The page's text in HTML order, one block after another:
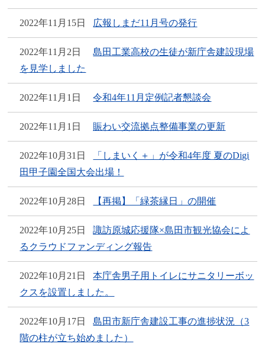
2022年11月15日 広報しまだ11月号の発行
2022年11月2日
島田工業高校の生徒が新庁舎建設現場
を見学しました
2022年11月1日 令和4年11月定例記者懇談会
2022年11月1日 賑わい交流拠点整備事業の更新
2022年10月31日
「しまいく＋」が令和4年度 夏のDigi
田甲子園全国大会出場！
2022年10月28日 【再掲】「緑茶縁日」の開催
2022年10月25日
諏訪原城応援隊×島田市観光協会によ
るクラウドファンディング報告
2022年10月21日
本庁舎男子用トイレにサニタリーボッ
クスを設置しました。
2022年10月17日
島田市新庁舎建設工事の進捗状況（3
階の柱が立ち始めました）